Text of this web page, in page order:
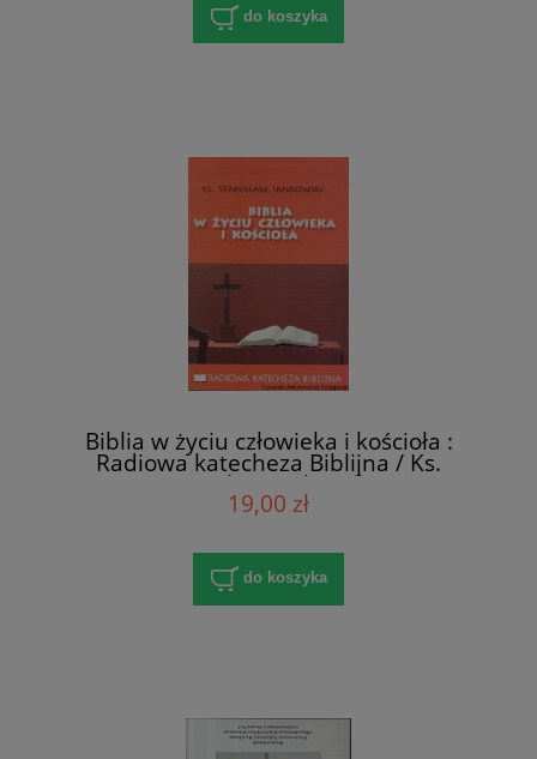
do koszyka
Biblia w życiu człowieka i kościoła :
Radiowa katecheza Biblijna / Ks.
Stanisław Jankowski
19,00 zł
do koszyka